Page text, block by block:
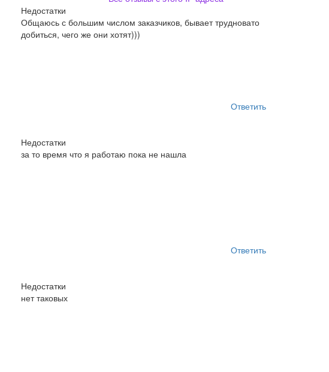
Недостатки
Общаюсь с большим числом заказчиков, бывает трудновато
добиться, чего же они хотят)))
Ответить
Недостатки
за то время что я работаю пока не нашла
Ответить
Недостатки
нет таковых